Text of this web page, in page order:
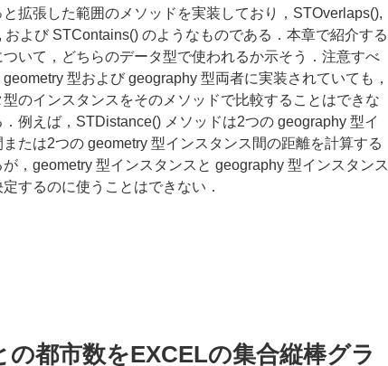
拡張した範囲のメソッドを実装しており，STOverlaps(),
および STContains() のようなものである．本章で紹介する
いて，どちらのデータ型で使われるか示そう．注意すべ
型および geography 型両者に実装されていても，
のインスタンスをそのメソッドで比較することはできな
例えば，STDistance() メソッドは2つの geography 型イ
または2つの geometry 型インスタンス間の距離を計算する
が，geometry 型インスタンスと geography 型インスタンス
するのに使うことはできない．
の都市数をEXCELの集合縦棒グラ